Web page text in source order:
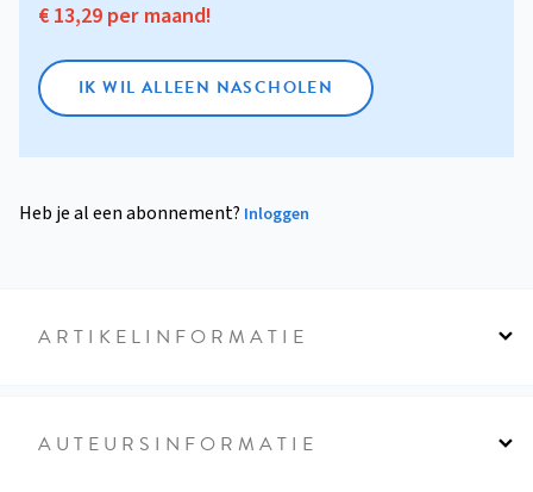
€ 13,29 per maand!
IK WIL ALLEEN NASCHOLEN
Heb je al een abonnement? Inloggen
ARTIKELINFORMATIE
AUTEURSINFORMATIE